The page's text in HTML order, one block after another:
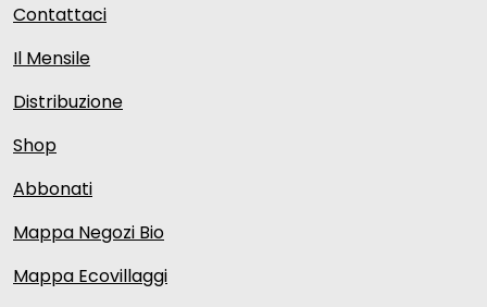
Contattaci
Il Mensile
Distribuzione
Shop
Abbonati
Mappa Negozi Bio
Mappa Ecovillaggi